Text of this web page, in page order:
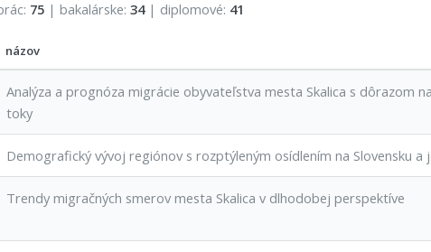
75 | bakalárske:34| diplomové: 41
názov
Analýza a prognóza migrácie obyvateľstva mesta Skalica s dôrazom
toky
Demografický vývoj regiónov s rozptýleným osídlením na Slovensku a
Trendy migračných smerov mesta Skalica v dlhodobej perspektíve